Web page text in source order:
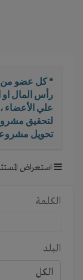
* كل عضو من
رأس المال او
علي الأعضاء
لتحقيق
تحويل
استعراض
الكلمة
البلد
الكل